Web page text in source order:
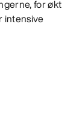
for økt
intensive